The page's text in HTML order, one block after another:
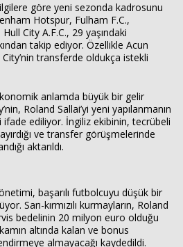
göre yeni sezonda kadrosunu
Hotspur, Fulham F.C.,
Hull City A.F.C., 29 yaşındaki
takip ediyor. Özellikle Acun
City’nin transferde oldukça istekli
anlamda büyük bir gelir
Roland Sallai’yi yeni yapılanmanın
ediliyor. İngiliz ekibinin, tecrübeli
ve transfer görüşmelerinde
aktarıldı.
başarılı futbolcuyu düşük bir
Sarı-kırmızılı kurmayların, Roland
bedelinin 20 milyon euro olduğu
altında kalan ve bonus
almayacağı kaydedildi.